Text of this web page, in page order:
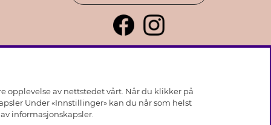
av nettstedet vårt. Når du klikker på
Under «Innstillinger» kan du når som helst
informasjonskapsler